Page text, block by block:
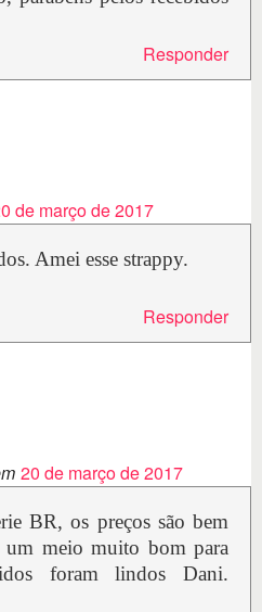
Responder
de março de 2017
Amei esse strappy.
Responder
20 de março de 2017
BR, os preços são bem
um meio muito bom para
foram lindos Dani.